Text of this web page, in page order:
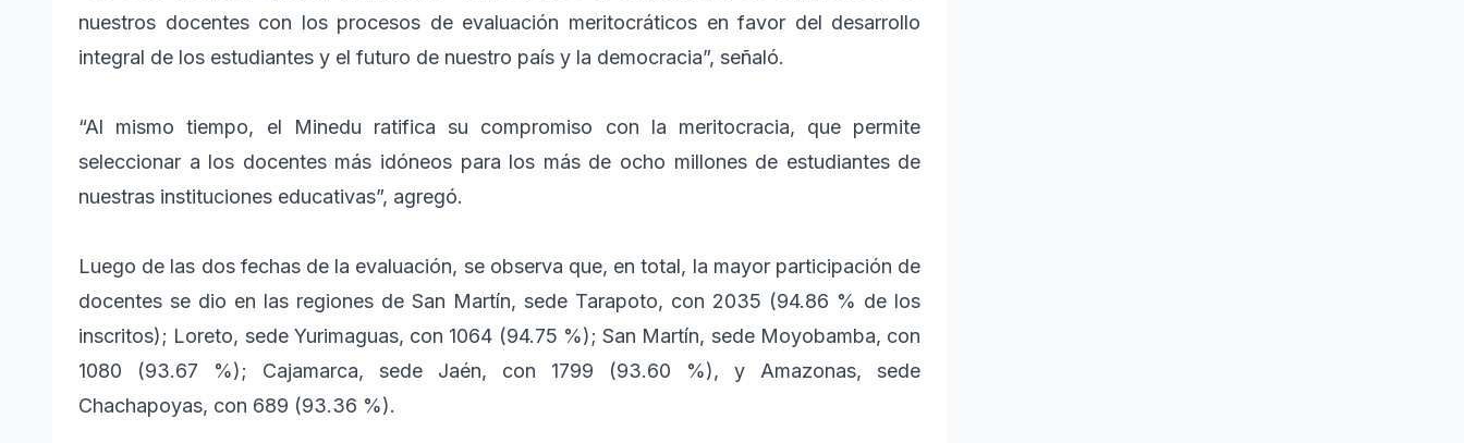
nuestros docentes con los procesos de evaluación meritocráticos en favor del desarrollo
integral de los estudiantes y el futuro de nuestro país y la democracia”, señaló.
“Al mismo tiempo, el Minedu ratifica su compromiso con la meritocracia, que permite
seleccionar a los docentes más idóneos para los más de ocho millones de estudiantes de
nuestras instituciones educativas”, agregó.
Luego de las dos fechas de la evaluación, se observa que, en total, la mayor participación de
docentes se dio en las regiones de San Martín, sede Tarapoto, con 2035 (94.86 % de los
inscritos); Loreto, sede Yurimaguas, con 1064 (94.75 %); San Martín, sede Moyobamba, con
1080 (93.67 %); Cajamarca, sede Jaén, con 1799 (93.60 %), y Amazonas, sede
Chachapoyas, con 689 (93.36 %).